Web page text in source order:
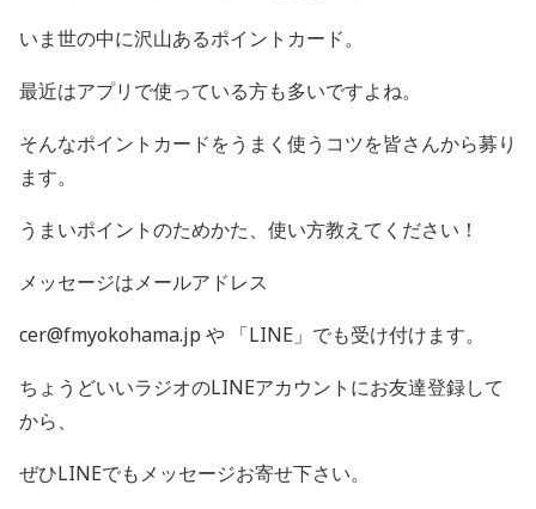
いま世の中に沢山あるポイントカード。
最近はアプリで使っている方も多いですよね。
そんなポイントカードをうまく使うコツを皆さんから募り
ます。
うまいポイントのためかた、使い方教えてください！
メッセージはメールアドレス
cer@fmyokohama.jp や 「LINE 」でも受け付けます。
ちょうどいいラジオのLINEアカウントにお友達登録して
から、
ぜひLINEでもメッセージお寄せ下さい。